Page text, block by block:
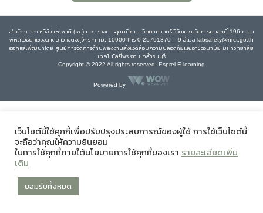
สำนักงานการวิจัยแห่งชาติ (วช.) กระทรวงการอุดมศึกษา วิทยาศาสตร์ วิจัยและนวัตกรรม เลขที่ 196 ถนน
พหลโยธิน แขวงลาดยาว เขตจตุจักร กทม. 10900 โทร 0 25791370 – 9 อีเมล์ labsafety@nrct.go.th
ออกและพัฒนาโดย ศูนย์การจัดการด้านพลังงานสิ่งแวดล้อมความปลอดภัยและอาชีวอนามัย มหาวิทยาลัย
เทคโนโลยีพระจอมเกล้าธนบุรี
Copyright © 2022 All rights reserved, Esprel E-learning
Powered by
เว็บไซต์นี้ใช้คุกกี้เพื่อปรับปรุงประสบการณ์ของผู้ใช้ การใช้เว็บไซต์นี้
จะถือว่าคุณให้ความยินยอม
ในการใช้คุกกี้ภายใต้นโยบายการใช้คุกกี้ของเรา รายละเอียดเพิ่ม
เติม
ยอมรับทั้งหมด